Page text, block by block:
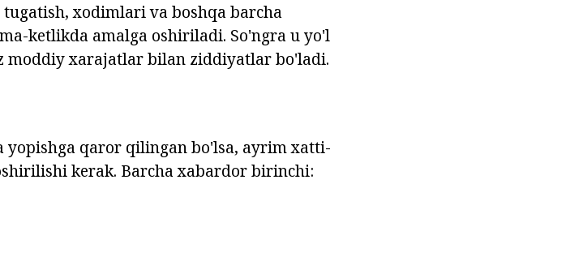
xodimlari va boshqa barcha
ketlikda amalga oshiriladi. So'ngra u yo'l
moddiy xarajatlar bilan ziddiyatlar bo'ladi.
qaror qilingan bo'lsa, ayrim xatti-
kerak. Barcha xabardor birinchi: